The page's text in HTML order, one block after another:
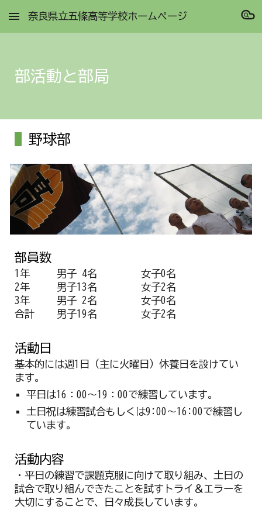
Skip to main content Skip to navigation
奈良県立五條高等学校ホームページ
部活動と部局
野球部
部員数
1年 男子 4名
女子0名
2年
男子13名
女子2名
3年
男子 2名
女子0名
合計
男子19名 女子2名
活動日
基本的には週1日（主に火曜日）休養日を設けてい
ます。
平日は16：00～19：00で練習しています。
土日祝は練習試合もしくは9:00～16:00で練習し
ています。
活動内容
・平日の練習で課題克服に向けて取り組み、土日の
試合で取り組んできたことを試すトライ＆エラーを
大切にすることで、日々成長しています。